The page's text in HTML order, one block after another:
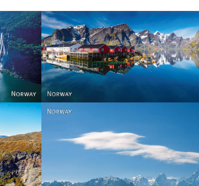
Reine - Lofoten, Nord
Norway.
Norway